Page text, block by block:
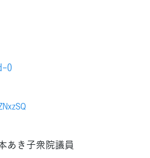
0
あき子衆院議員